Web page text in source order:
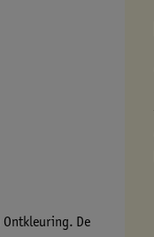
Ontkleuring. De